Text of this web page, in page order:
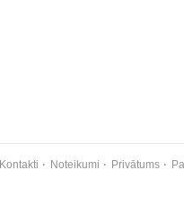
Kontakti Noteikumi Privātums